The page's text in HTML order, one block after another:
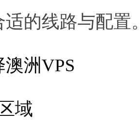
的线路与配置。
洲VPS
域